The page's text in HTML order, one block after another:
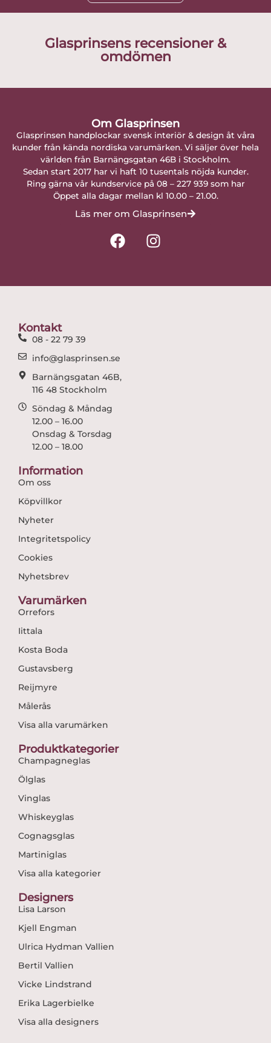
Glasprinsens recensioner &
omdömen
Om Glasprinsen
Glasprinsen handplockar svensk interiör & design åt våra
kunder från kända nordiska varumärken. Vi säljer över hela
världen från Barnängsgatan 46B i Stockholm.
Sedan start 2017 har vi haft 10 tusentals nöjda kunder.
Ring gärna vår kundservice på 08 – 227 939 som har
Öppet alla dagar mellan kl 10.00 – 21.00.
Läs mer om Glasprinsen
F
a
I
n
Kontakt
08 - 22 79 39
info@glasprinsen.se
Barnängsgatan 46B,
116 48 Stockholm
Söndag & Måndag
12.00 – 16.00
Onsdag & Torsdag
12.00 – 18.00
Information
Om oss
Köpvillkor
Nyheter
Integritetspolicy
Cookies
Nyhetsbrev
Varumärken
Orrefors
Iittala
Kosta Boda
Gustavsberg
Reijmyre
Målerås
Visa alla varumärken
Produktkategorier
Champagneglas
Ölglas
Vinglas
Whiskeyglas
Cognagsglas
Martiniglas
Visa alla kategorier
Designers
Lisa Larson
Kjell Engman
Ulrica Hydman Vallien
Bertil Vallien
Vicke Lindstrand
Erika Lagerbielke
Visa alla designers